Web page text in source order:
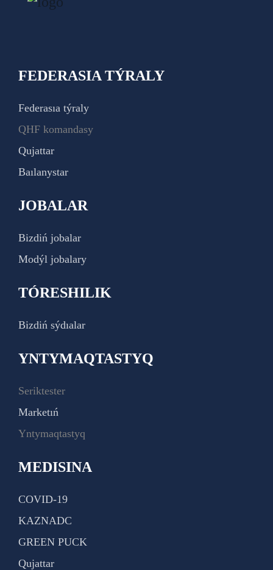
FEDERASIA TÝRALY
Federasıa týraly
QHF komandasy
Qujattar
Baılanystar
JOBALAR
Bizdiń jobalar
Modýl jobalary
TÓRESHILIK
Bizdiń sýdıalar
YNTYMAQTASTYQ
Seriktester
Marketıń
Yntymaqtastyq
MEDISINA
COVID-19
KAZNADC
GREEN PUCK
Qujattar